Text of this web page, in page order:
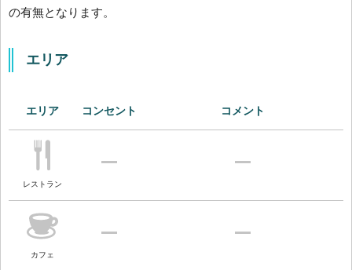
の有無となります。
エリア
エリア コンセント コメント
レストラン
カフェ